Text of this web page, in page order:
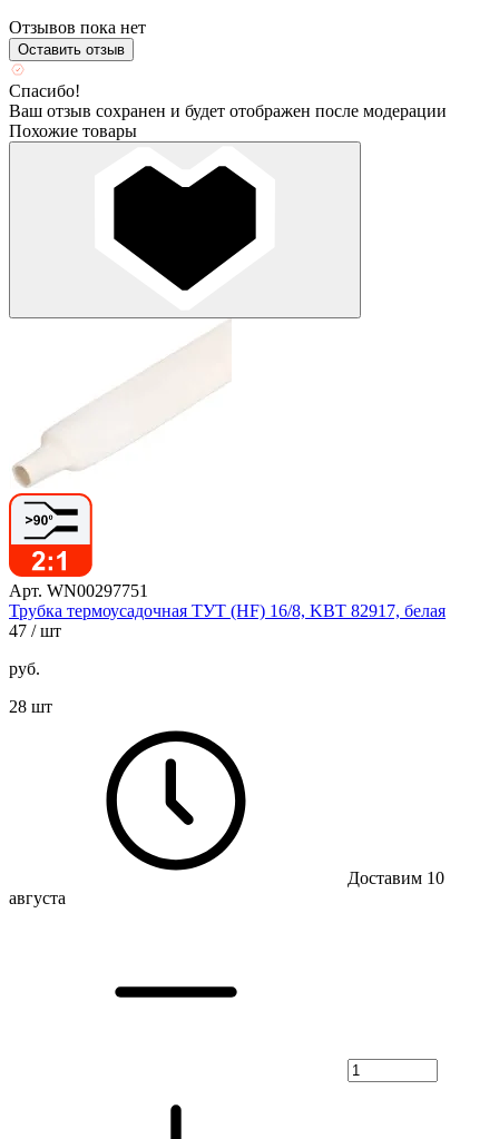
Отзывов пока нет
Оставить отзыв
Спасибо!
Ваш отзыв сохранен и будет отображен после модерации
Похожие товары
Арт. WN00297751
Трубка термоусадочная ТУТ (HF) 16/8, KBT 82917, белая
47 / шт
руб.
28 шт
Доставим 10
августа